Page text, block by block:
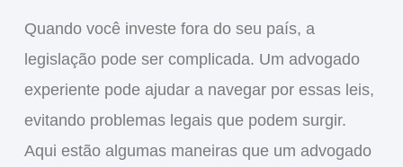
Quando você investe fora do seu país, a
legislação pode ser complicada. Um advogado
experiente pode ajudar a navegar por essas leis,
evitando problemas legais que podem surgir.
Aqui estão algumas maneiras que um advogado